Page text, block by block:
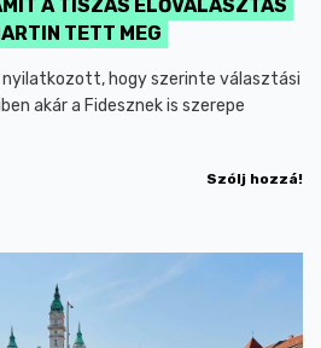
A TISZÁS ELŐVÁLASZTÁS
TETT MEG
nyilatkozott, hogy szerinte választási
akár a Fidesznek is szerepe
Szólj hozzá!